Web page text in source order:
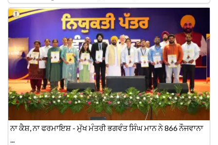
ਨਾ ਕੈਸ਼, ਨਾ ਫਰਮਾਇਸ਼ - ਮੁੱਖ ਮੰਤਰੀ ਭਗਵੰਤ ਸਿੰਘ ਮਾਨ ਨੇ 866 ਨੌਜਵਾਨਾ
...